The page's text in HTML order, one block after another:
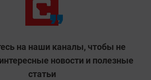
на наши каналы, чтобы не
новости и полезные
статьи